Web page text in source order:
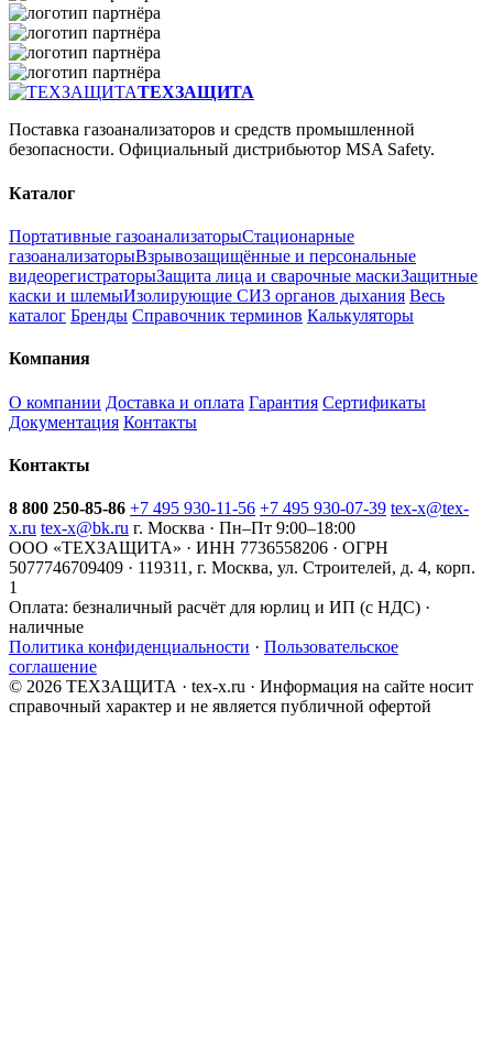
ТЕХЗАЩИТА
Поставка газоанализаторов и средств промышленной
безопасности. Официальный дистрибьютор MSA Safety.
Каталог
Портативные газоанализаторыСтационарные
газоанализаторыВзрывозащищённые и персональные
видеорегистраторыЗащита лица и сварочные маскиЗащитные
каски и шлемыИзолирующие СИЗ органов дыхания Весь
каталог Бренды Справочник терминов Калькуляторы
Компания
О компании Доставка и оплата Гарантия Сертификаты
Документация Контакты
Контакты
8 800 250-85-86 +7 495 930-11-56 +7 495 930-07-39 tex-x@tex-
x.ru tex-x@bk.ru г. Москва · Пн–Пт 9:00–18:00
ООО «ТЕХЗАЩИТА» · ИНН 7736558206 · ОГРН
5077746709409 · 119311, г. Москва, ул. Строителей, д. 4, корп.
1
Оплата: безналичный расчёт для юрлиц и ИП (с НДС) ·
наличные
Политика конфиденциальности · Пользовательское
соглашение
© 2026 ТЕХЗАЩИТА · tex-x.ru · Информация на сайте носит
справочный характер и не является публичной офертой